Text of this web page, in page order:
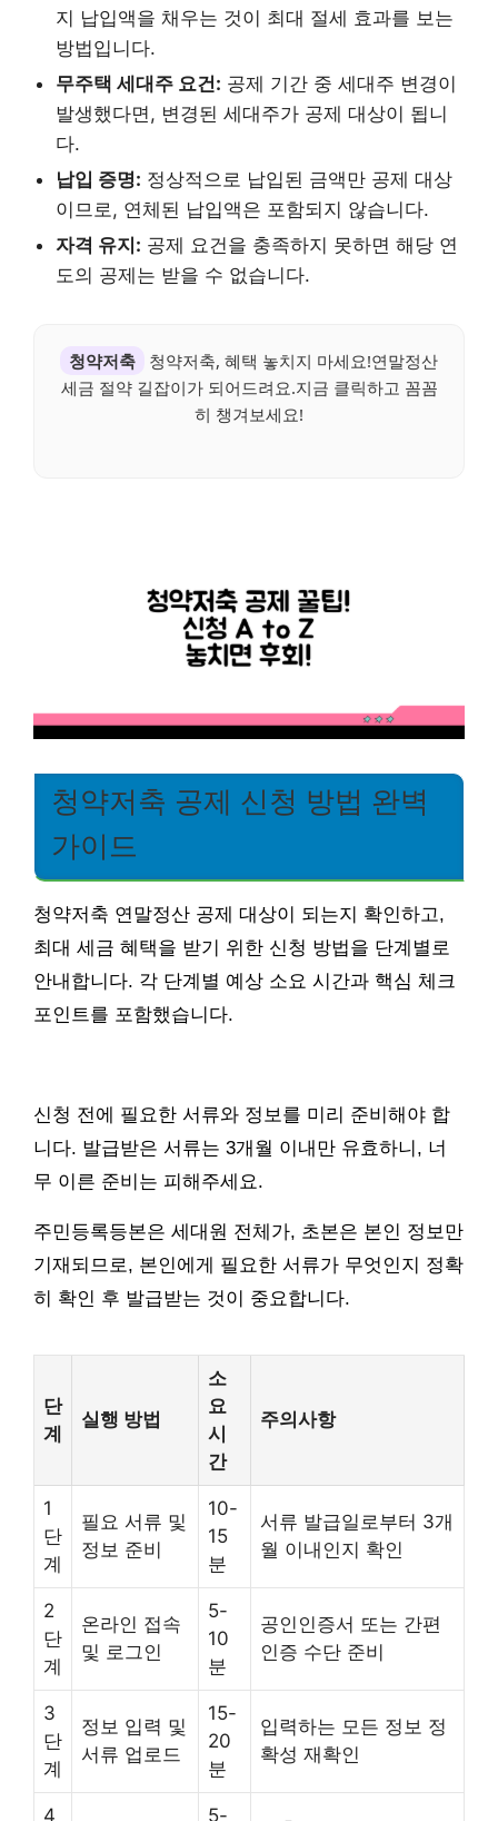
지 납입액을 채우는 것이 최대 절세 효과를 보는
방법입니다.
무주택 세대주 요건: 공제 기간 중 세대주 변경이
발생했다면, 변경된 세대주가 공제 대상이 됩니
다.
납입 증명: 정상적으로 납입된 금액만 공제 대상
이므로, 연체된 납입액은 포함되지 않습니다.
자격 유지: 공제 요건을 충족하지 못하면 해당 연
도의 공제는 받을 수 없습니다.
청약저축
청약저축, 혜택 놓치지 마세요!연말정산
세금 절약 길잡이가 되어드려요.지금 클릭하고 꼼꼼
히 챙겨보세요!
청약저축 공제 신청 방법 완벽
가이드
청약저축 연말정산 공제 대상이 되는지 확인하고,
최대 세금 혜택을 받기 위한 신청 방법을 단계별로
안내합니다. 각 단계별 예상 소요 시간과 핵심 체크
포인트를 포함했습니다.
신청 전에 필요한 서류와 정보를 미리 준비해야 합
니다. 발급받은 서류는 3개월 이내만 유효하니, 너
무 이른 준비는 피해주세요.
주민등록등본은 세대원 전체가, 초본은 본인 정보만
기재되므로, 본인에게 필요한 서류가 무엇인지 정확
히 확인 후 발급받는 것이 중요합니다.
단
계
실행 방법
소
요
시
간
주의사항
1
단
계
필요 서류 및
정보 준비
10-
15
분
서류 발급일로부터 3개
월 이내인지 확인
2
단
계
온라인 접속
및 로그인
5-
10
분
공인인증서 또는 간편
인증 수단 준비
3
단
계
정보 입력 및
서류 업로드
15-
20
분
입력하는 모든 정보 정
확성 재확인
4 5-